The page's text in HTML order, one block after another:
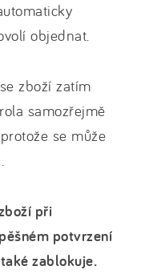
objednat.
zboží zatím
samozřejmě
se může
při
potvrzení
zablokuje.